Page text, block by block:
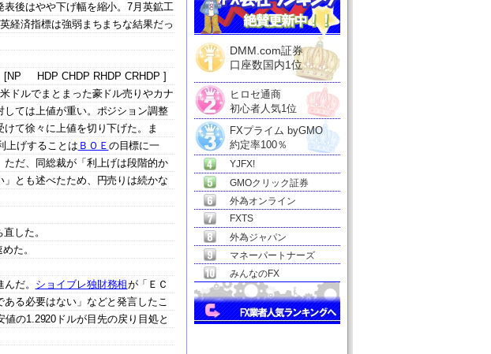
後はやや下げ幅を縮小。7月英鉱工
経済指標は強弱まちまちな結果だっ
[NP HDP CHDP RHDP CRHDP ]
ドルでまとまった豪ドル売りやカナ
ては上値が重い。ポジション調整
て徐々に上値を切り下げた。ま
上げすることは ＢＯＥ の目標に一
だ、同総裁が「利上げは段階的か
とも述べたため、円売りは続かな
した。
た。
だ。 ショイブレ独財務相が「ＥＣ
る必要はない」などと発言したこ
の1.2920ドルが目先の戻り目処と
DMM.com証券
口座数国内1位
ヒロセ通商
初心者人気1位
FXプライム byGMO
約定率100％
YJFX!
GMOクリック証券
外為オンライン
FXTS
外為ジャパン
マネーパートナーズ
みんなのFX